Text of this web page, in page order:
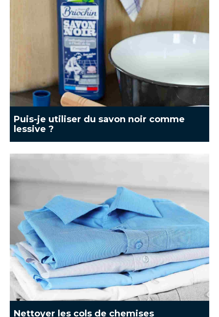
Puis-je utiliser du savon noir comme
lessive ?
Nettoyer les cols de chemises